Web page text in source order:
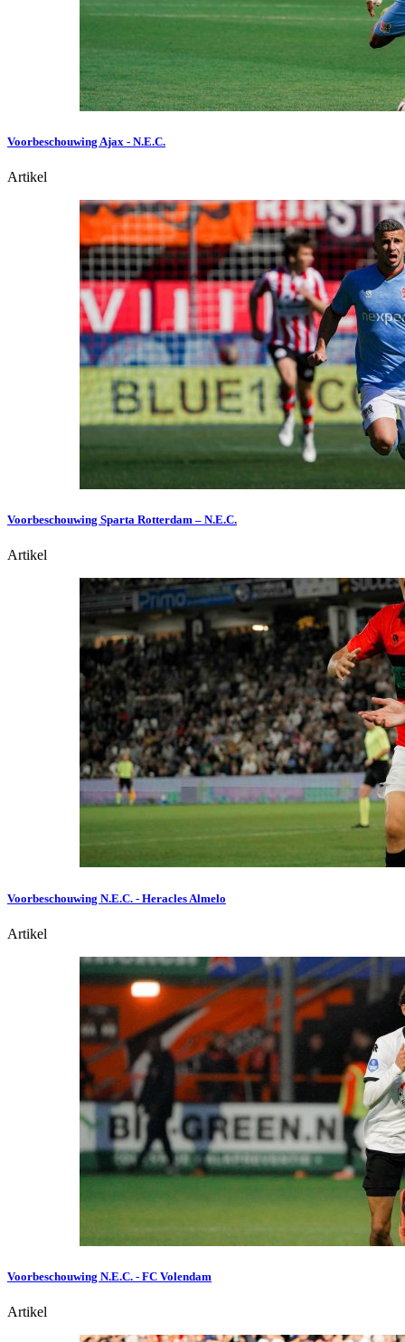
Voorbeschouwing Ajax - N.E.C.
Artikel
Voorbeschouwing Sparta Rotterdam – N.E.C.
Artikel
Voorbeschouwing N.E.C. - Heracles Almelo
Artikel
Voorbeschouwing N.E.C. - FC Volendam
Artikel